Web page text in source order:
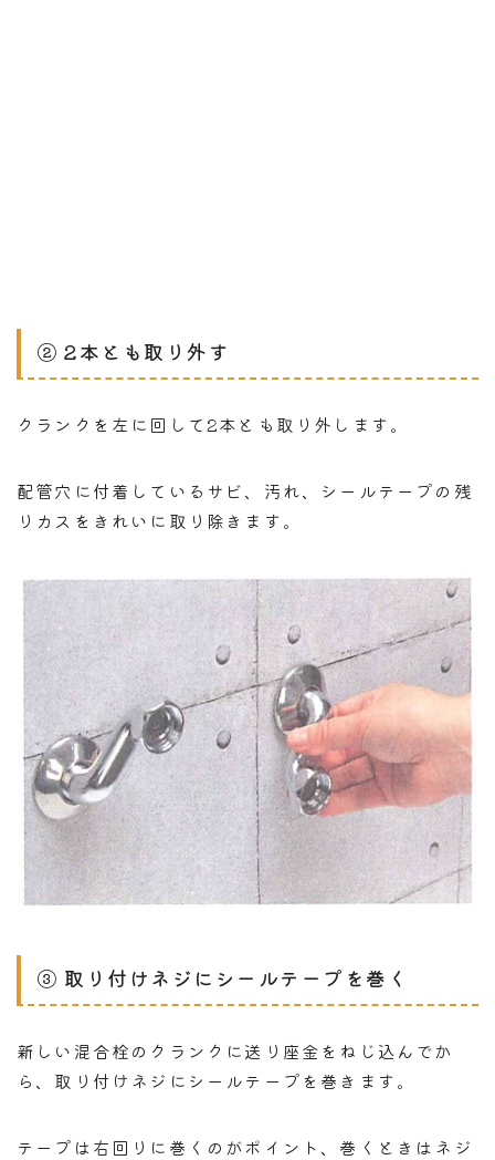
② 2本とも取り外す
クランクを左に回して2本とも取り外します。
配管穴に付着しているサビ、汚れ、シールテープの残
りカスをきれいに取り除きます。
③ 取り付けネジにシールテープを巻く
新しい混合栓のクランクに送り座金をねじ込んでか
ら、取り付けネジにシールテープを巻きます。
テープは右回りに巻くのがポイント、巻くときはネジ